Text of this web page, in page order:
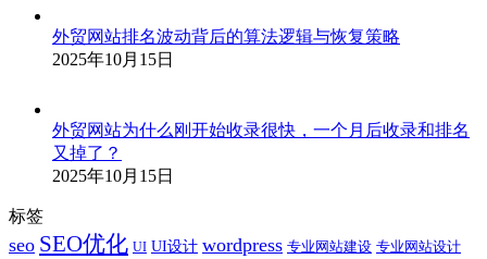
外贸网站排名波动背后的算法逻辑与恢复策略
2025年10月15日
外贸网站为什么刚开始收录很快，一个月后收录和排名
又掉了？
2025年10月15日
标签
seo SEO优化 UI UI设计 wordpress 专业网站建设 专业网站设计